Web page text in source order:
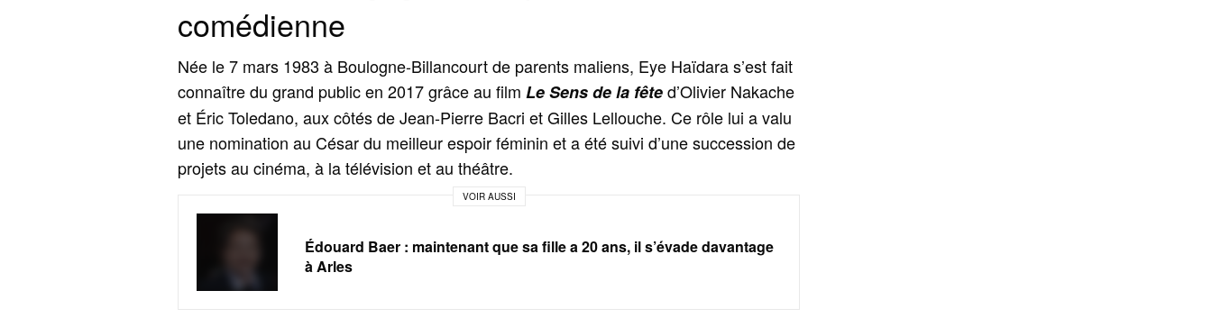
comédienne
Née le 7 mars 1983 à Boulogne-Billancourt de parents maliens, Eye Haïdara s’est fait
connaître du grand public en 2017 grâce au film Le Sens de la fêted’Olivier Nakache
et Éric Toledano, aux côtés de Jean‑Pierre Bacri et Gilles Lellouche. Ce rôle lui a valu
une nomination au César du meilleur espoir féminin et a été suivi d’une succession de
projets au cinéma, à la télévision et au théâtre.
VOIR AUSSI
Édouard Baer : maintenant que sa fille a 20 ans, il s’évade davantage
à Arles